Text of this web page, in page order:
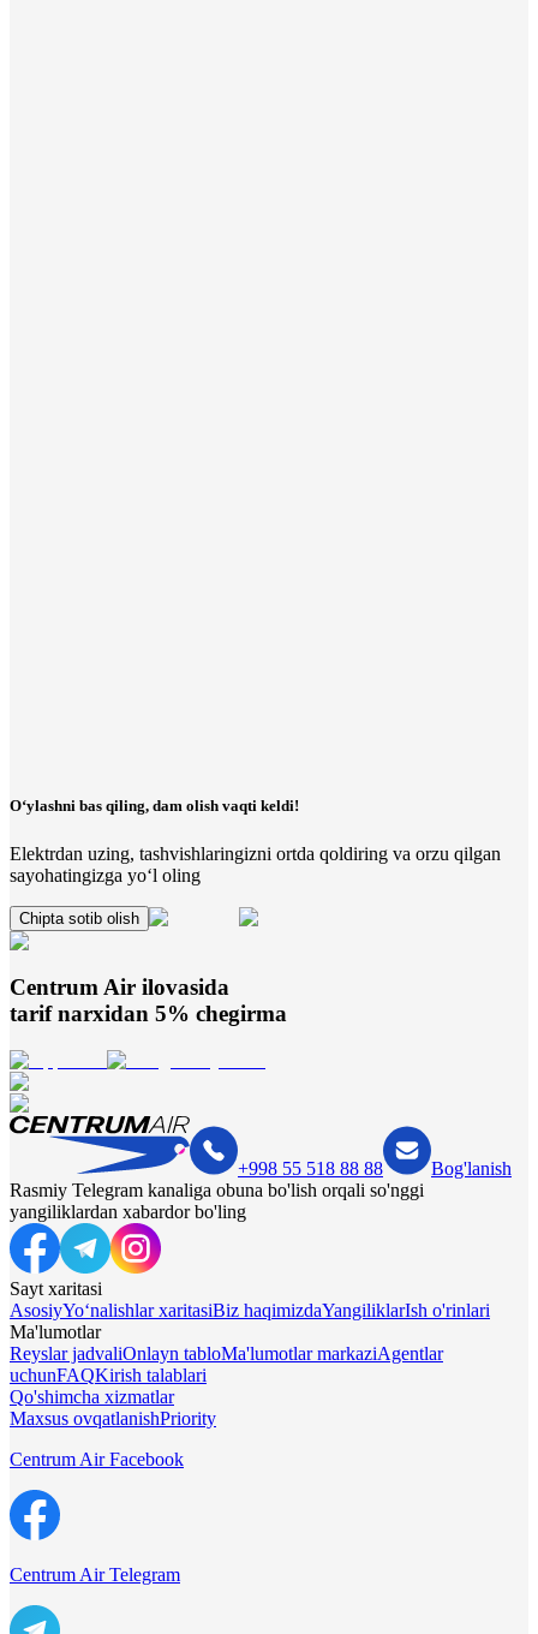
O‘ylashni bas qiling, dam olish vaqti keldi!
Elektrdan uzing, tashvishlaringizni ortda qoldiring va orzu qilgan
sayohatingizga yo‘l oling
Chipta sotib olish
Centrum Air ilovasida
tarif narxidan 5% chegirma
+998 55 518 88 88
Bog'lanish
Rasmiy Telegram kanaliga obuna bo'lish orqali so'nggi
yangiliklardan xabardor bo'ling
Sayt xaritasi
AsosiyYo‘nalishlar xaritasiBiz haqimizdaYangiliklarIsh o'rinlari
Ma'lumotlar
Reyslar jadvaliOnlayn tabloMa'lumotlar markaziAgentlar
uchunFAQKirish talablari
Qo'shimcha xizmatlar
Maxsus ovqatlanishPriority
Centrum Air Facebook
Centrum Air Telegram